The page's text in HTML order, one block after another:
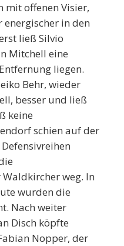
mit offenen Visier,
in den
ließ Silvio
Mitchell eine
liegen.
Behr, wieder
besser und ließ
keine
schien auf der
weg. In
wurden die
Nach weiter
Disch köpfte
Nopper, der